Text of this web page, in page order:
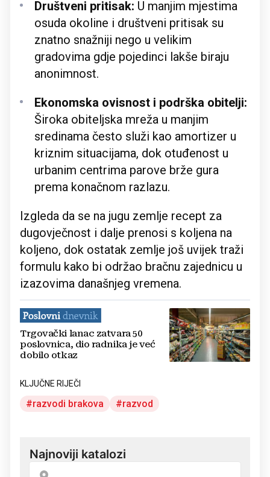
Društveni pritisak: U manjim mjestima
osuda okoline i društveni pritisak su
znatno snažniji nego u velikim
gradovima gdje pojedinci lakše biraju
anonimnost.
Ekonomska ovisnost i podrška obitelji:
Široka obiteljska mreža u manjim
sredinama često služi kao amortizer u
kriznim situacijama, dok otuđenost u
urbanim centrima parove brže gura
prema konačnom razlazu.
Izgleda da se na jugu zemlje recept za
dugovječnost i dalje prenosi s koljena na
koljeno, dok ostatak zemlje još uvijek traži
formulu kako bi održao bračnu zajednicu u
izazovima današnjeg vremena.
Trgovački lanac zatvara 50
poslovnica, dio radnika je već
dobilo otkaz
KLJUČNE RIJEČI
razvodi brakova razvod